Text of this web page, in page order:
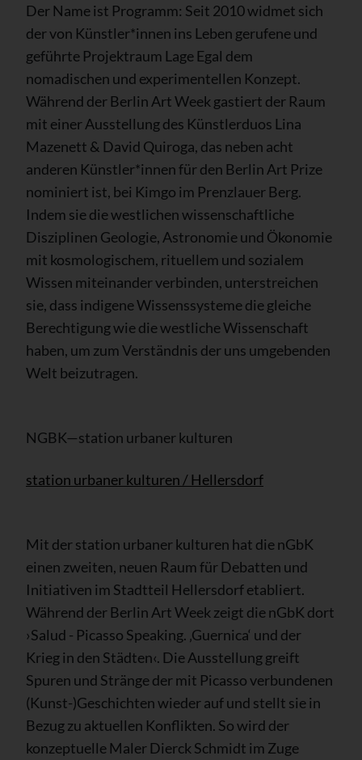
Der Name ist Programm: Seit 2010 widmet sich
der von Künstler*innen ins Leben gerufene und
geführte Projektraum Lage Egal dem
nomadischen und experimentellen Konzept.
Während der Berlin Art Week gastiert der Raum
mit einer Ausstellung des Künstlerduos Lina
Mazenett & David Quiroga, das neben acht
anderen Künstler*innen für den Berlin Art Prize
nominiert ist, bei Kimgo im Prenzlauer Berg.
Indem sie die westlichen wissenschaftliche
Disziplinen Geologie, Astronomie und Ökonomie
mit kosmologischem, rituellem und sozialem
Wissen miteinander verbinden, unterstreichen
sie, dass indigene Wissenssysteme die gleiche
Berechtigung wie die westliche Wissenschaft
haben, um zum Verständnis der uns umgebenden
Welt beizutragen.
NGBK—station urbaner kulturen
station urbaner kulturen / Hellersdorf
Mit der station urbaner kulturen hat die nGbK
einen zweiten, neuen Raum für Debatten und
Initiativen im Stadtteil Hellersdorf etabliert.
Während der Berlin Art Week zeigt die nGbK dort
›Salud - Picasso Speaking. ‚Guernica‘ und der
Krieg in den Städten‹. Die Ausstellung greift
Spuren und Stränge der mit Picasso verbundenen
(Kunst-)Geschichten wieder auf und stellt sie in
Bezug zu aktuellen Konflikten. So wird der
konzeptuelle Maler Dierck Schmidt im Zuge